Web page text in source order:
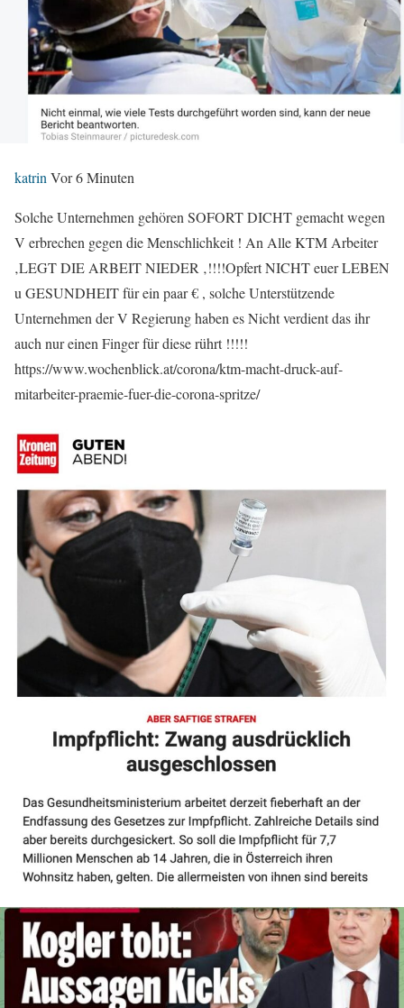
katrin Vor 6 Minuten
Solche Unternehmen gehören SOFORT DICHT gemacht wegen
V erbrechen gegen die Menschlichkeit ! An Alle KTM Arbeiter
‚LEGT DIE ARBEIT NIEDER ‚!!!!Opfert NICHT euer LEBEN
u GESUNDHEIT für ein paar € , solche Unterstützende
Unternehmen der V Regierung haben es Nicht verdient das ihr
auch nur einen Finger für diese rührt !!!!!
https://www.wochenblick.at/corona/ktm-macht-druck-auf-
mitarbeiter-praemie-fuer-die-corona-spritze/